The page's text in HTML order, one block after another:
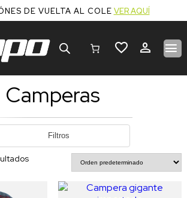
DE VUELTA AL COLE VER AQUÍ
Búsqueda
de
Camperas
Filtros